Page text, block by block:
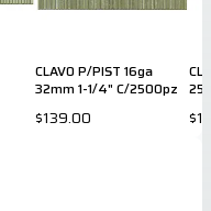
CLAVO P/PIST 16ga
32mm 1-1/4" C/2500pz
$139.00